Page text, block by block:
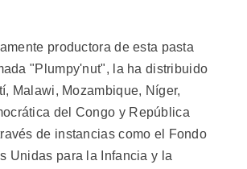
productora de esta pasta
"Plumpy'nut", la ha distribuido
Malawi, Mozambique, Níger,
del Congo y República
de instancias como el Fondo
Unidas para la Infancia y la